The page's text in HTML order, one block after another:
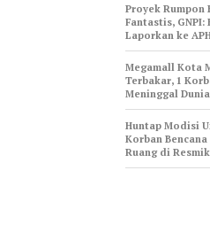
Proyek Rumpon
Fantastis, GNPI:
Laporkan ke
Megamall Kota
Terbakar, 1
Meninggal Dunia
Huntap Modisi
Korban Bencana
Ruang di